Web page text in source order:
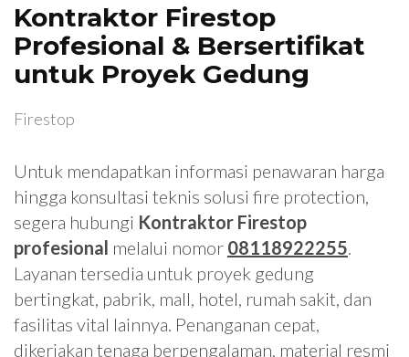
Kontraktor Firestop
Profesional & Bersertifikat
untuk Proyek Gedung
Firestop
Untuk mendapatkan informasi penawaran harga
hingga konsultasi teknis solusi fire protection,
segera hubungi Kontraktor Firestop
profesional melalui nomor 08118922255
Layanan tersedia untuk proyek gedung
bertingkat, pabrik, mall, hotel, rumah sakit, dan
fasilitas vital lainnya. Penanganan cepat,
dikerjakan tenaga berpengalaman, material resmi